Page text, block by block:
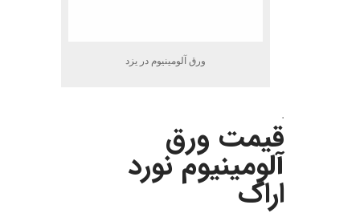
ورق آلومینیوم در یزد
.
قیمت ورق
آلومینیوم نورد
اراک